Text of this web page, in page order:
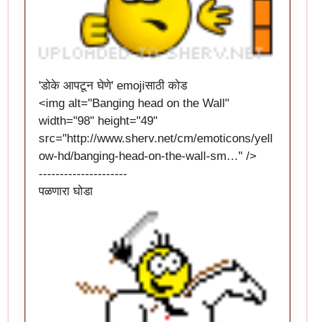
'डोके आपटून घेणे' emojiसाठी कोड
<img alt="Banging head on the Wall"
width="98" height="49"
src="http://www.sherv.net/cm/emoticons/yell
ow-hd/banging-head-on-the-wall-sm…" />
---------------------
पळणारा घोडा